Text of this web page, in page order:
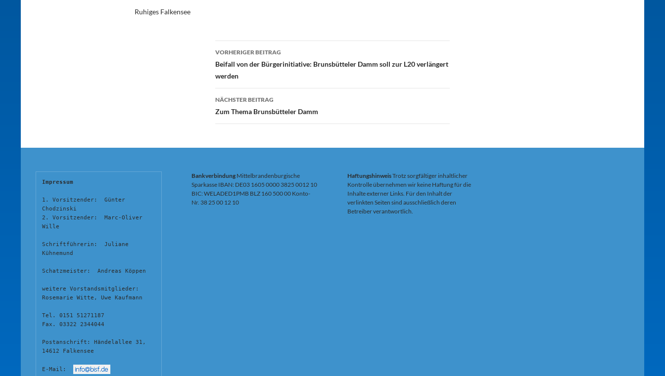
Ruhiges Falkensee
Beitragsnavigation
VORHERIGER BEITRAG
Beifall von der Bürgerinitiative: Brunsbütteler Damm soll zur L20 verlängert
werden
NÄCHSTER BEITRAG
Zum Thema Brunsbütteler Damm
Impressum
1. Vorsitzender:  Günter
Chodzinski
2. Vorsitzender:  Marc-Oliver
Wille
Schriftführerin:  Juliane
Kühnemund
Schatzmeister:  Andreas Köppen
weitere Vorstandsmitglieder:
Rosemarie Witte, Uwe Kaufmann
Tel. 0151 51271187
Fax. 03322 2344044
Postanschrift: Händelallee 31,
14612 Falkensee
E-Mail:
Bankverbindung Mittelbrandenburgische
Sparkasse IBAN: DE03 1605 0000 3825 0012 10
BIC: WELADED1PMB BLZ 160 500 00 Konto-
Nr. 38 25 00 12 10
HaftungshinweisTrotz sorgfältiger inhaltlicher
Kontrolle übernehmen wir keine Haftung für die
Inhalte externer Links. Für den Inhalt der
verlinkten Seiten sind ausschließlich deren
Betreiber verantwortlich.